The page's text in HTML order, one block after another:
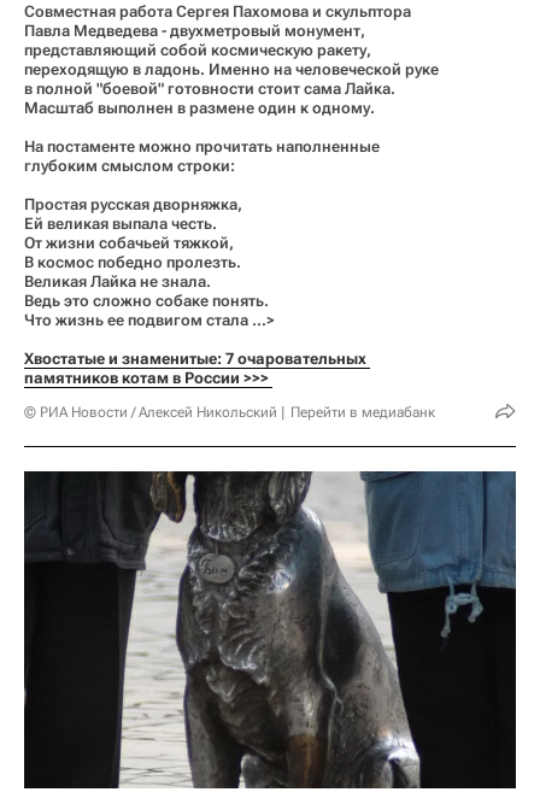
Совместная работа Сергея Пахомова и скульптора
Павла Медведева - двухметровый монумент,
представляющий собой космическую ракету,
переходящую в ладонь. Именно на человеческой руке
в полной "боевой" готовности стоит сама Лайка.
Масштаб выполнен в размене один к одному.
На постаменте можно прочитать наполненные
глубоким смыслом строки:
Простая русская дворняжка,
Ей великая выпала честь.
От жизни собачьей тяжкой,
В космос победно пролезть.
Великая Лайка не знала.
Ведь это сложно собаке понять.
Что жизнь ее подвигом стала …>
Хвостатые и знаменитые: 7 очаровательных
памятников котам в России >>>
© РИА Новости / Алексей Никольский Перейти в медиабанк